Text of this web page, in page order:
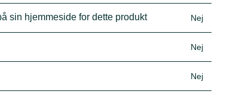
sin hjemmeside for dette produkt Nej
Nej
Nej